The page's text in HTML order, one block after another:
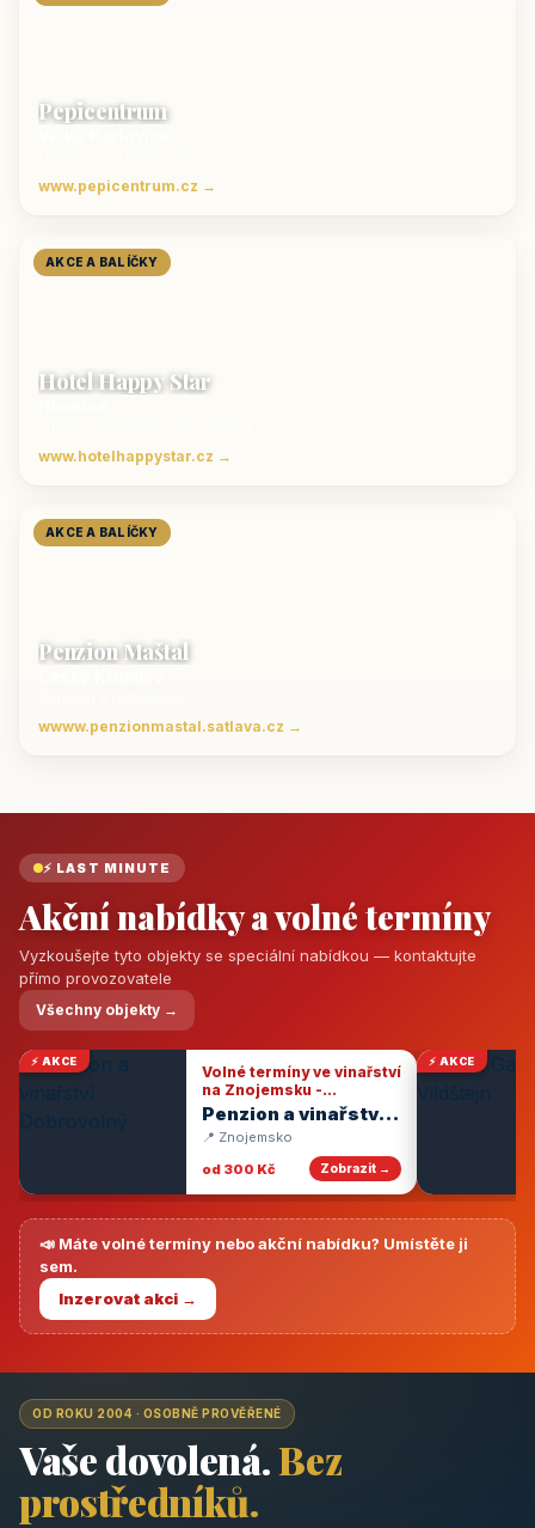
Pepicentrum
www.pepicentrum.cz →
AKCE A BALÍČKY
Hotel Happy Star
www.hotelhappystar.cz →
AKCE A BALÍČKY
Penzion Maštal
wwww.penzionmastal.satlava.cz →
⚡ LAST MINUTE
Akční nabídky a volné termíny
Vyzkoušejte tyto objekty se speciální nabídkou — kontaktujte
přímo provozovatele
Všechny objekty →
⚡ AKCE
Volné termíny ve vinařství
na Znojemsku -
degustace vín
Penzion a vinařství
Dobrovolný
📍 Znojemsko
od 300 Kč
Zobrazit →
⚡ AKCE
📣 Máte volné termíny nebo akční nabídku? Umístěte ji
sem.
Inzerovat akci →
OD ROKU 2004 · OSOBNĚ PROVĚŘENÉ
Vaše dovolená.Bez
prostředníků.